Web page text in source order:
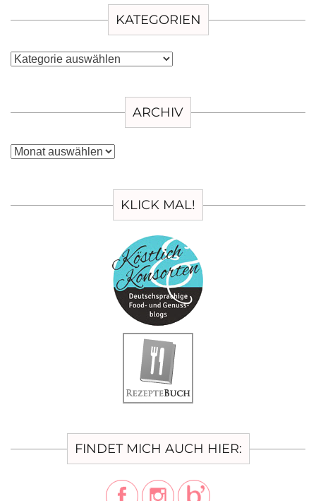
KATEGORIEN
Kategorien
ARCHIV
Archiv
KLICK MAL!
FINDET MICH AUCH HIER: